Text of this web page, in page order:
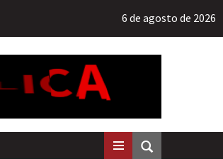
6 de agosto de 2026